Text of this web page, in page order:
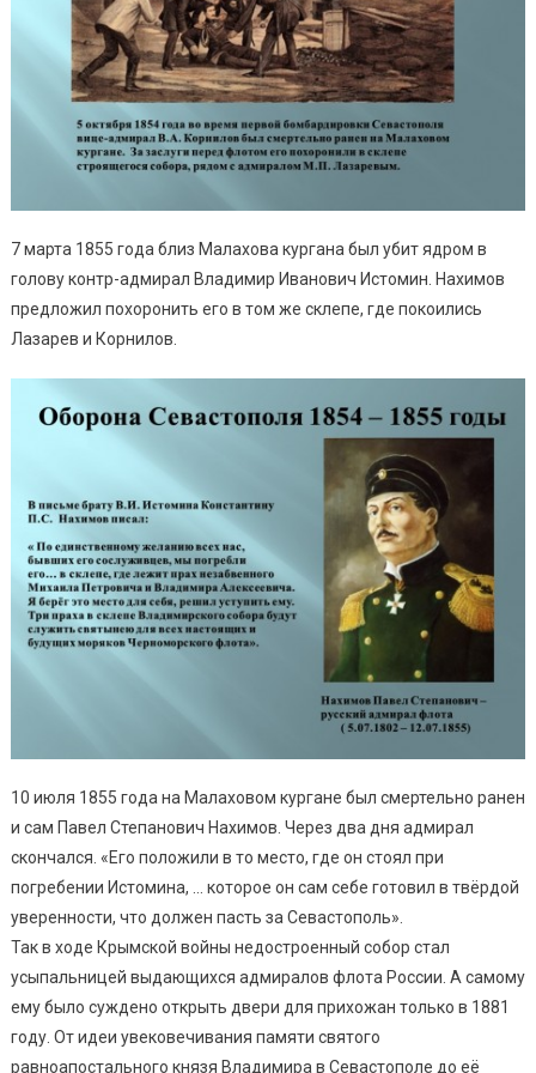
7 марта 1855 года близ Малахова кургана был убит ядром в
голову контр-адмирал Владимир Иванович Истомин. Нахимов
предложил похоронить его в том же склепе, где покоились
Лазарев и Корнилов.
10 июля 1855 года на Малаховом кургане был смертельно ранен
и сам Павел Степанович Нахимов. Через два дня адмирал
скончался. «Его положили в то место, где он стоял при
погребении Истомина, … которое он сам себе готовил в твёрдой
уверенности, что должен пасть за Севастополь».
Так в ходе Крымской войны недостроенный собор стал
усыпальницей выдающихся адмиралов флота России. А самому
ему было суждено открыть двери для прихожан только в 1881
году. От идеи увековечивания памяти святого
равноапостального князя Владимира в Севастополе до её